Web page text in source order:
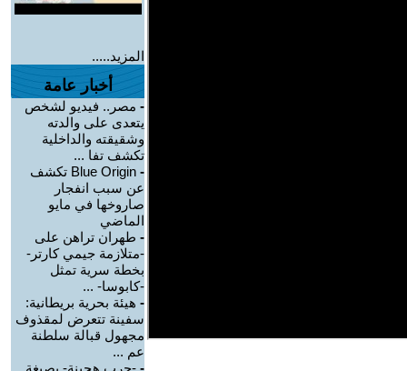
المزيد.....
أخبار عامة
- مصر.. فيديو لشخص
يتعدى على والدته
وشقيقته والداخلية
تكشف تفا ...
-
Blue Origin تكشف
عن سبب انفجار
صاروخها في مايو
الماضي
- طهران تراهن على
-متلازمة جيمي كارتر-
بخطة سرية تمثل
-كابوسا- ...
- هيئة بحرية بريطانية:
سفينة تتعرض لمقذوف
مجهول قبالة سلطنة
عم ...
- -حرب هجينة- بصبغة